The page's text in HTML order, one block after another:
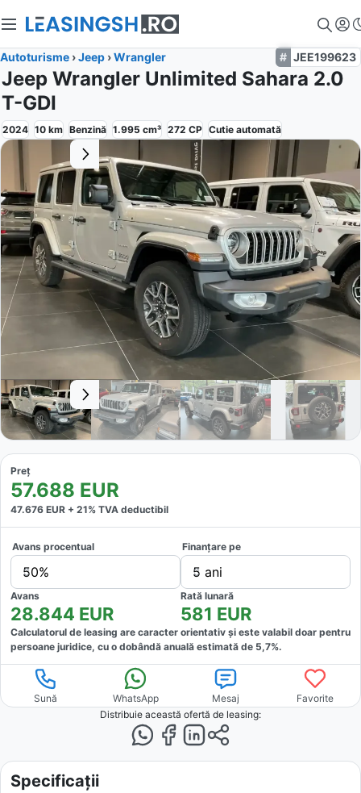
Autoturisme ›Jeep ›Wrangler JEE199623
Jeep Wrangler Unlimited Sahara 2.0
T-GDI
2024 10 km Benzină 1.995 cm³ 272 CP Cutie automată
Preț
57.688 EUR
47.676 EUR + 21% TVA deductibil
Avans procentual
50%
Finanțare pe
5 ani
Avans
28.844 EUR
Rată lunară
581 EUR
Calculatorul de leasing are caracter orientativ și este valabil doar pentru
persoane juridice, cu o dobândă anuală estimată de 5,7%.
Sună WhatsApp Mesaj
Favorite
Distribuie această ofertă de leasing:
Specificații